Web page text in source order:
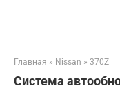
Главная » Nissan » 370Z
Система